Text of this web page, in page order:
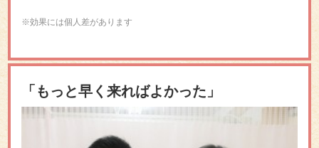
※効果には個人差があります
「もっと早く来ればよかった」